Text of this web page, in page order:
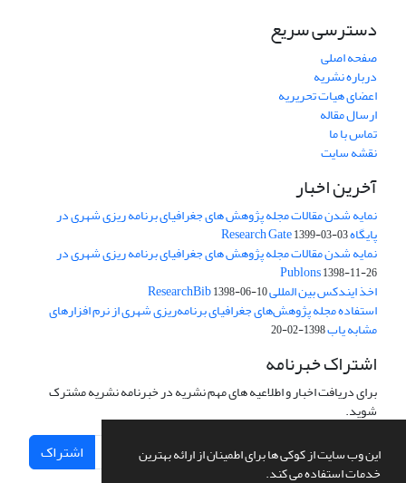
این وب سایت از کوکی ها برای اطمینان از ارائه بهترین
خدمات استفاده می کند.
دسترسی سریع
صفحه اصلی
درباره نشریه
اعضای هیات تحریریه
ارسال مقاله
تماس با ما
نقشه سایت
آخرین اخبار
نمایه شدن مقالات مجله پژوهش های جغرافیای برنامه ریزی شهری در
پایگاه Research Gate1399-03-03
نمایه شدن مقالات مجله پژوهش های جغرافیای برنامه ریزی شهری در
Publons1398-11-26
اخذ ایندکس بین المللی ResearchBib1398-06-10
استفاده مجله پژوهش‌های جغرافیای برنامه‌ریزی شهری از نرم افزارهای
مشابه یاب1398-02-20
اشتراک خبرنامه
برای دریافت اخبار و اطلاعیه های مهم نشریه در خبرنامه نشریه مشترک
شوید.
اشتراک